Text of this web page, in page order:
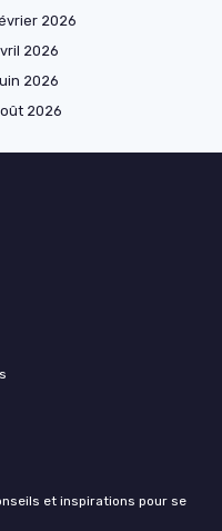
2026
2026
2026
2026
et inspirations pour se